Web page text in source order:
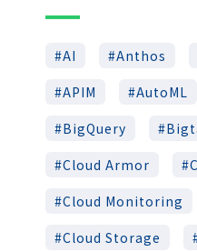
AI Anthos
APIM
AutoML
BigQuery
Cloud Armor
Cloud Monitoring
Cloud Storage